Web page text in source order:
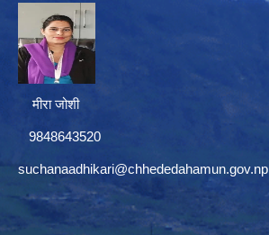
मीरा जोशी
9848643520
suchanaadhikari@chhededahamun.gov.np